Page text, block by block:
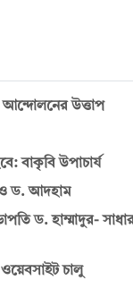
আন্দোলনের উত্তাপ
বাকৃবি উপাচার্য
ও ড. আদহাম
ড. হাম্মাদুর-
চালু